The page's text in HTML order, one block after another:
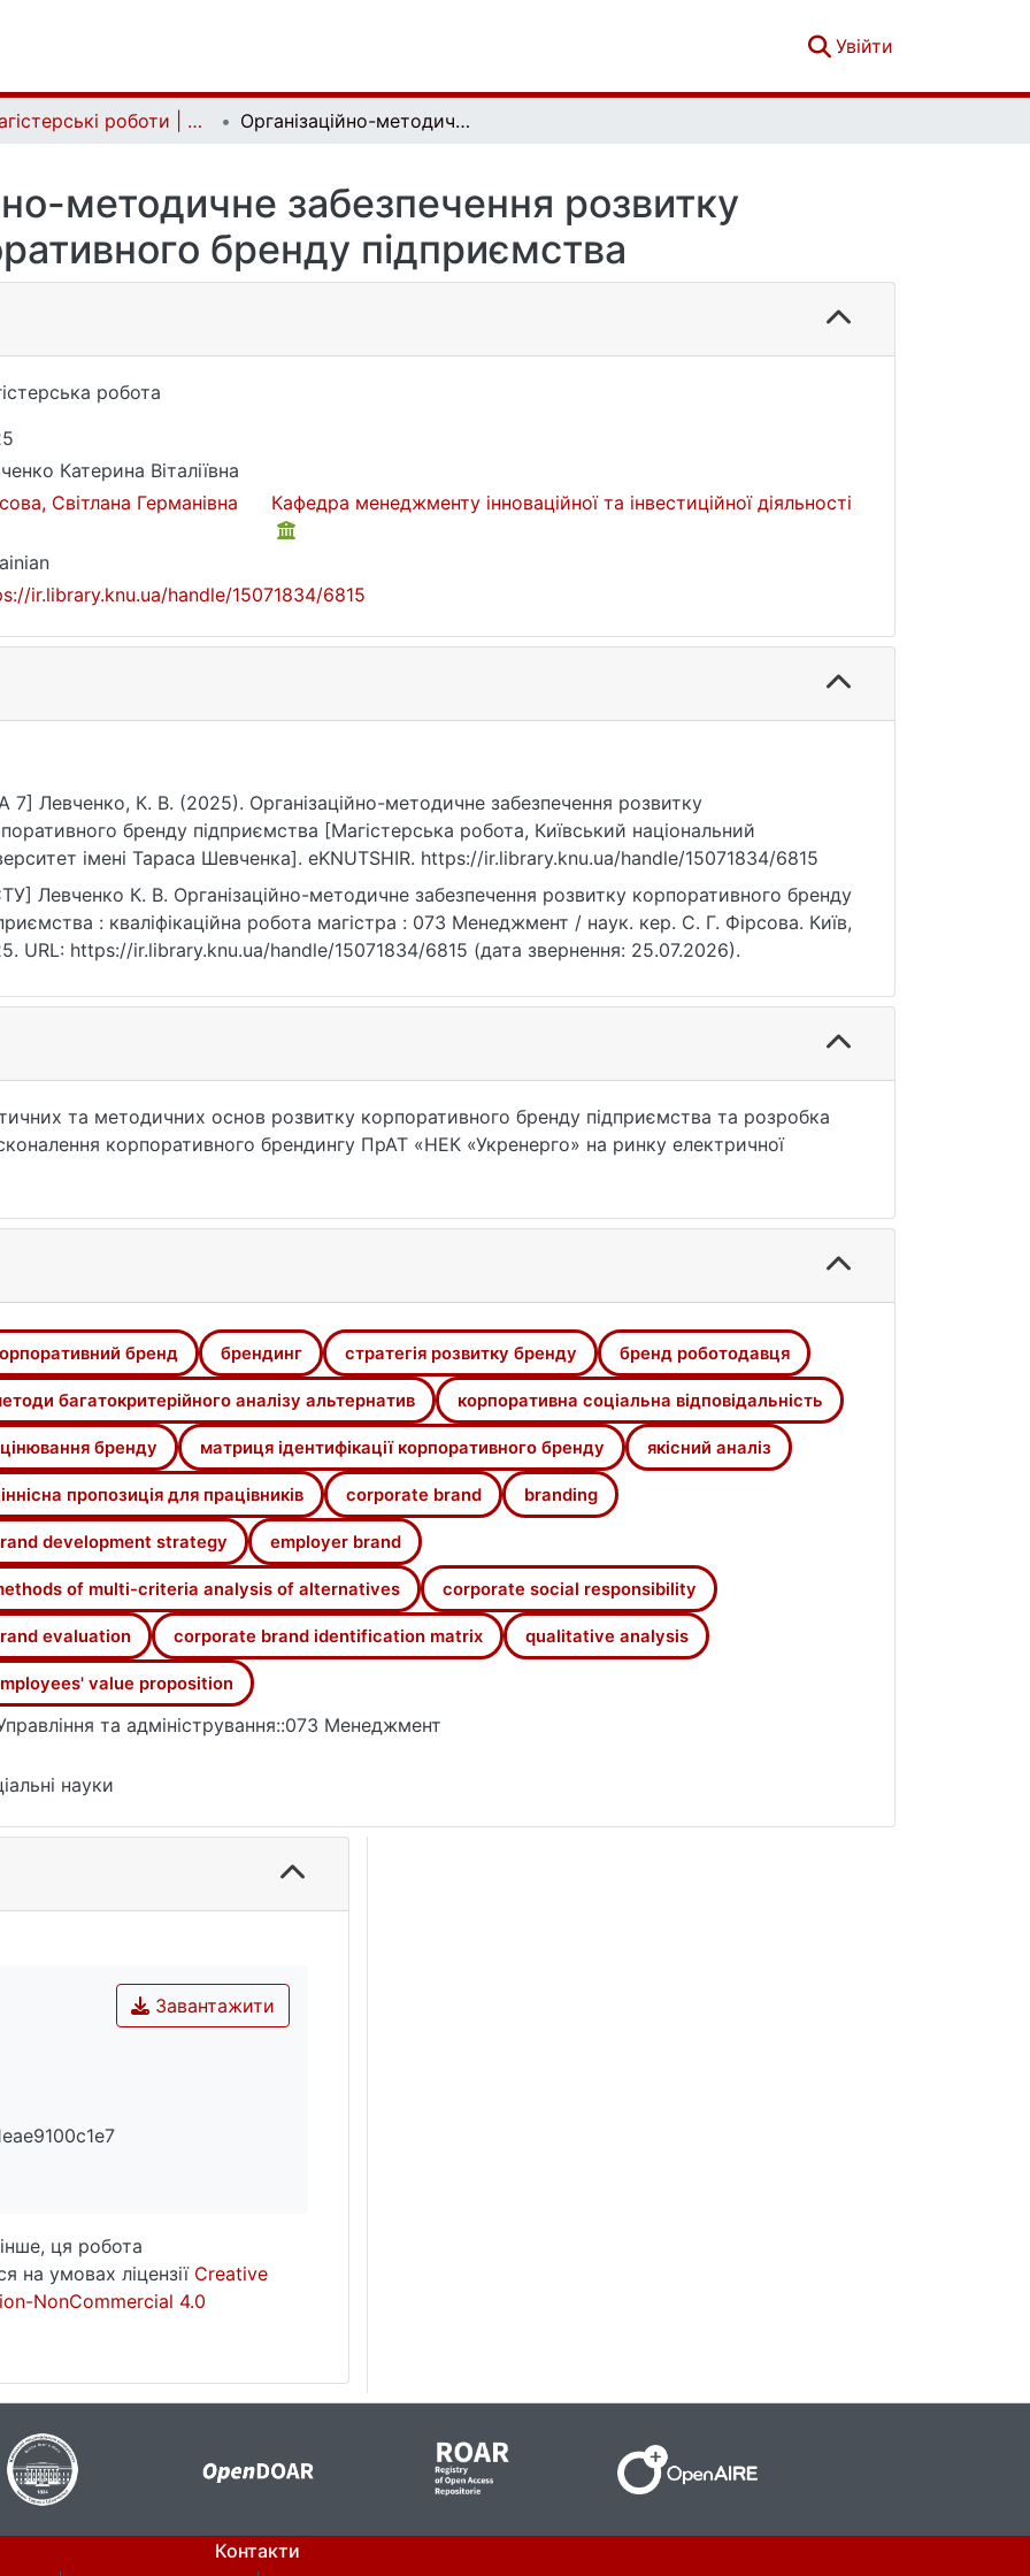
Увійти
Магістерські роботи | Master's theses Організаційно-методичне забезпечення розвитку корпоративного бренду підприємства
методичне забезпечення розвитку
бренду підприємства
робота
Катерина Віталіївна
Світлана Германівна Кафедра менеджменту інноваційної та інвестиційної діяльності
ir.library.knu.ua/handle/15071834/6815
7] Левченко, К. В. (2025). Організаційно-методичне забезпечення розвитку
бренду підприємства [Магістерська робота, Київський національний
імені Тараса Шевченка]. eKNUTSHIR. https://ir.library.knu.ua/handle/15071834/6815
Левченко К. В. Організаційно-методичне забезпечення розвитку корпоративного бренду
: кваліфікаційна робота магістра : 073 Менеджмент / наук. кер. С. Г. Фірсова. Київ,
URL: https://ir.library.knu.ua/handle/15071834/6815 (дата звернення: 25.07.2026).
та методичних основ розвитку корпоративного бренду підприємства та розробка
корпоративного брендингу ПрАТ «НЕК «Укренерго» на ринку електричної
управління підприємством, винайдення зв’язку між корпоративним брендом та
діагностику корпоративного бренду НЕК «Укренерго», включаючи дослідження та
шляхом побудови матриці ідентифікації корпоративного бренду, а також детального
компанії. Висвітлено стратегії HR-бренду компанії та політики корпоративної
їх покращення на основі якісного аналізу. За допомоги застосування методів
визначено основні напрями розвитку корпоративного бренду досліджуваного
рекомендації щодо вдосконалення управління його розвитком в НЕК «Укренерго»
бренд брендинг стратегія розвитку бренду бренд роботодавця
багатокритерійного аналізу альтернатив корпоративна соціальна відповідальність
бренду матриця ідентифікації корпоративного бренду якісний аналіз
пропозиція для працівників corporate brand branding
development strategy employer brand
of multi-criteria analysis of alternatives corporate social responsibility
evaluation corporate brand identification matrix qualitative analysis
value proposition
та адміністрування::073 Менеджмент
науки
Завантажити
ця робота
на умовах ліцензії Creative
NonCommercial 4.0
Контакти